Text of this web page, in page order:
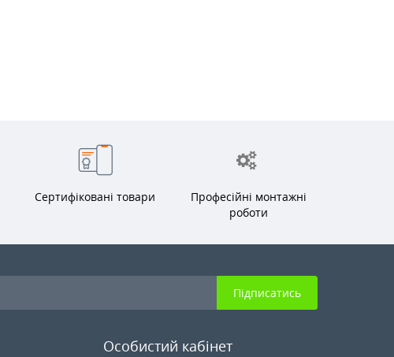
Сертифіковані товари
Професійні монтажні
роботи
Підписатись
Особистий кабінет